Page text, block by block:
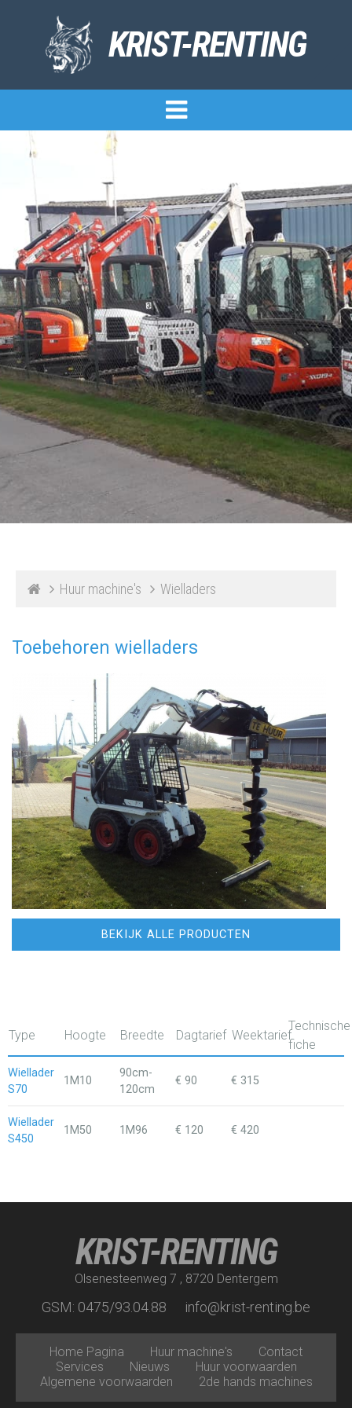
KRIST-RENTING
Huur machine's Wielladers
Toebehoren wielladers
BEKIJK ALLE PRODUCTEN
Type Hoogte Breedte Dagtarief Weektarief
Technische
fiche
Wiellader
S70
1M10
90cm-
120cm
€ 90 € 315
Wiellader
S450
1M50 1M96 € 120 € 420
KRIST-RENTING
Olsenesteenweg 7 , 8720 Dentergem
GSM: 0475/93.04.88 info@krist-renting.be
Home Pagina Huur machine's
Contact
Services
Nieuws
Huur voorwaarden
Algemene voorwaarden
2de hands machines